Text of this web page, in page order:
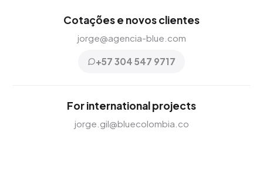
Cotações e novos clientes
jorge@agencia-blue.com
+57 304 547 9717
For international projects
jorge.gil@bluecolombia.co